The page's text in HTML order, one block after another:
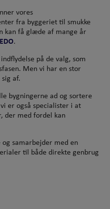
vores
fra byggeriet til smukke
kan få glæde af mange år
.
på de valg, som
Men vi har en stor
af.
bygningerne ad og sortere
er også specialister i at
der med fordel kan
samarbejder med en
til både direkte genbrug